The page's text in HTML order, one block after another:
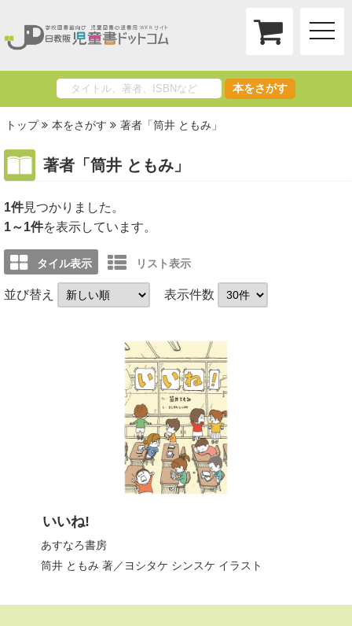
toggle
本をさがす
トップ 本をさがす 著者「筒井 ともみ」
著者「筒井 ともみ」
1件
1～1件を表示しています。
タイル表示 リスト表示
並び替え 表示件数
いいね!
あすなろ書房
筒井 ともみ 著／ ヨシタケ シンスケ イラスト